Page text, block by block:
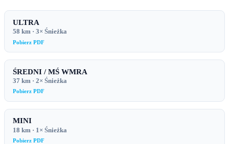
ULTRA
58 km · 3× Śnieżka
Pobierz PDF
ŚREDNI / MŚ WMRA
37 km · 2× Śnieżka
Pobierz PDF
MINI
18 km · 1× Śnieżka
Pobierz PDF